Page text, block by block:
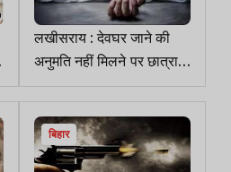
लखीसराय : देवघर जाने की
अनुमति नहीं मिलने पर छात्रा ने
फांसी लगाकर की आत्महत्या
बिहार